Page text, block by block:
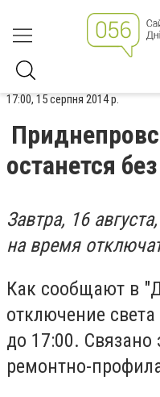
17:00, 15 серпня 2014 р.
останется
Завтра, 16
на время
Как сообщают в
отключение
до 17:00. Связано
ремонтно-